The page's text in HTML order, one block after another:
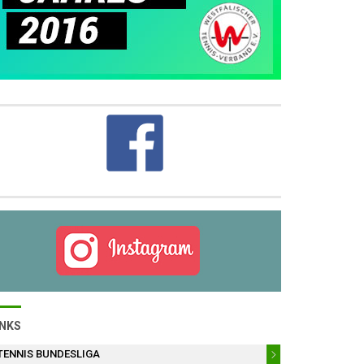
BUNDESLIGA